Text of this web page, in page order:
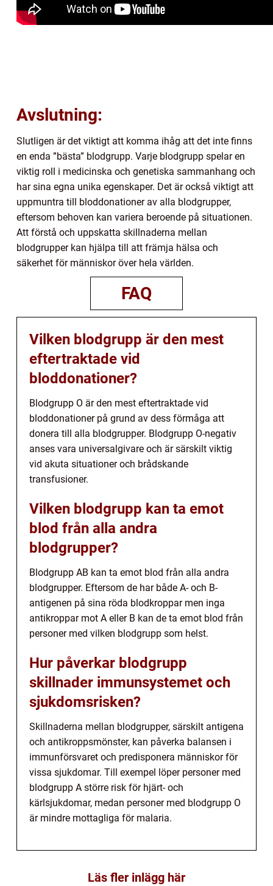
Avslutning:
Slutligen är det viktigt att komma ihåg att det inte finns
en enda ”bästa” blodgrupp. Varje blodgrupp spelar en
viktig roll i medicinska och genetiska sammanhang och
har sina egna unika egenskaper. Det är också viktigt att
uppmuntra till bloddonationer av alla blodgrupper,
eftersom behoven kan variera beroende på situationen.
Att förstå och uppskatta skillnaderna mellan
blodgrupper kan hjälpa till att främja hälsa och
säkerhet för människor över hela världen.
FAQ
Vilken blodgrupp är den mest
eftertraktade vid
bloddonationer?
Blodgrupp O är den mest eftertraktade vid
bloddonationer på grund av dess förmåga att
donera till alla blodgrupper. Blodgrupp O-negativ
anses vara universalgivare och är särskilt viktig
vid akuta situationer och brådskande
transfusioner.
Vilken blodgrupp kan ta emot
blod från alla andra
blodgrupper?
Blodgrupp AB kan ta emot blod från alla andra
blodgrupper. Eftersom de har både A- och B-
antigenen på sina röda blodkroppar men inga
antikroppar mot A eller B kan de ta emot blod från
personer med vilken blodgrupp som helst.
Hur påverkar blodgrupp
skillnader immunsystemet och
sjukdomsrisken?
Skillnaderna mellan blodgrupper, särskilt antigena
och antikroppsmönster, kan påverka balansen i
immunförsvaret och predisponera människor för
vissa sjukdomar. Till exempel löper personer med
blodgrupp A större risk för hjärt- och
kärlsjukdomar, medan personer med blodgrupp O
är mindre mottagliga för malaria.
Läs fler inlägg här